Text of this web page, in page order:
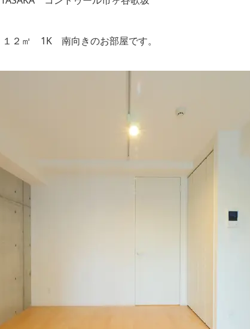
２㎡ 1K 南向きのお部屋です。